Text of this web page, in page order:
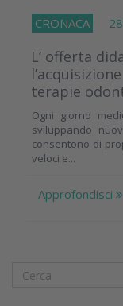
CRONACA 28
L’ offerta
terapie
Ogni giorno
sviluppando
consentono di
veloci e...
Approfondisci